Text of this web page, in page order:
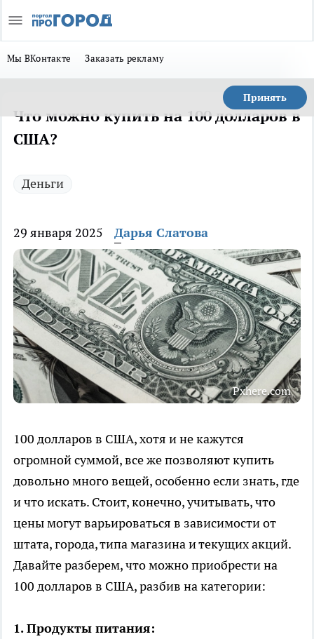
Мы ВКонтакте Заказать рекламу
Принять
Что можно купить на 100 долларов в
США?
Деньги
29 января 2025 Дарья Слатова
Pxhere.com
100 долларов в США, хотя и не кажутся
огромной суммой, все же позволяют купить
довольно много вещей, особенно если знать, где
и что искать. Стоит, конечно, учитывать, что
цены могут варьироваться в зависимости от
штата, города, типа магазина и текущих акций.
Давайте разберем, что можно приобрести на
100 долларов в США, разбив на категории:
1. Продукты питания: